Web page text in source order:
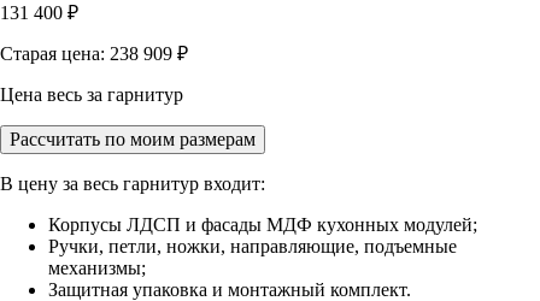
131 400 ₽
Старая цена: 238 909 ₽
Цена весь за гарнитур
Рассчитать по моим размерам
В цену за весь гарнитур входит:
Корпусы ЛДСП и фасады МДФ кухонных модулей;
Ручки, петли, ножки, направляющие, подъемные
механизмы;
Защитная упаковка и монтажный комплект.